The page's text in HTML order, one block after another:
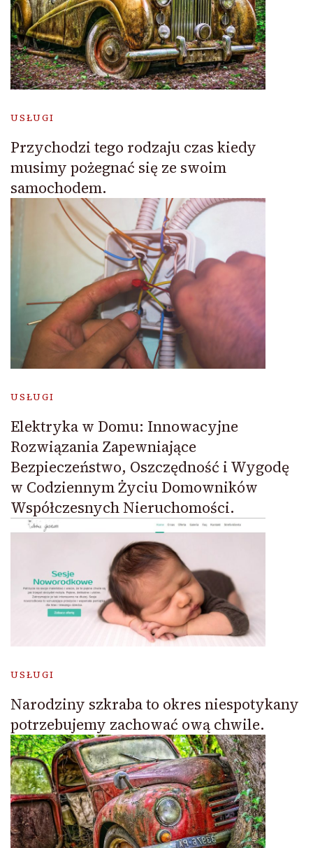
USŁUGI
Przychodzi tego rodzaju czas kiedy
musimy pożegnać się ze swoim
samochodem.
USŁUGI
Elektryka w Domu: Innowacyjne
Rozwiązania Zapewniające
Bezpieczeństwo, Oszczędność i Wygodę
w Codziennym Życiu Domowników
Współczesnych Nieruchomości.
USŁUGI
Narodziny szkraba to okres niespotykany
potrzebujemy zachować ową chwile.